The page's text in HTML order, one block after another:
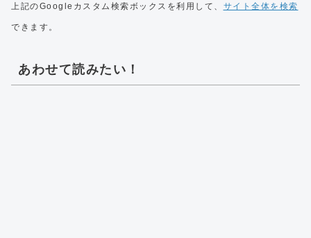
上記のGoogleカスタム検索ボックスを利用して、 サイト全体を検索
できます。
あわせて読みたい！